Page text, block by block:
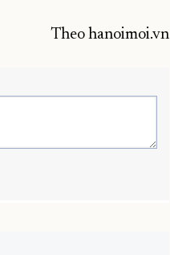
Theo hanoimoi.vn